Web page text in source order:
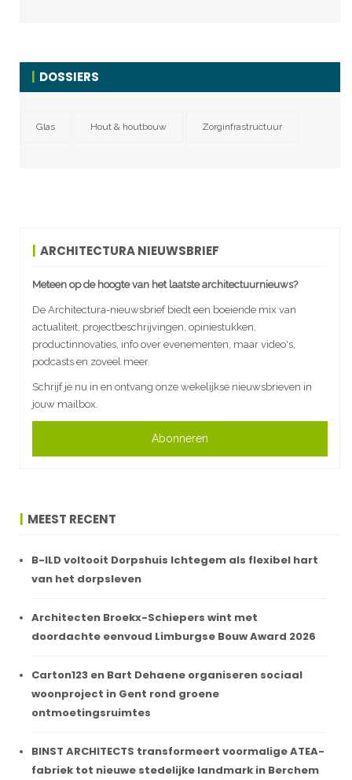
DOSSIERS
Glas Hout & houtbouw Zorginfrastructuur
ARCHITECTURA NIEUWSBRIEF
Meteen op de hoogte van het laatste architectuurnieuws?
De Architectura-nieuwsbrief biedt een boeiende mix van
actualiteit, projectbeschrijvingen, opiniestukken,
productinnovaties, info over evenementen, maar video's,
podcasts en zoveel meer.
Schrijf je nu in en ontvang onze wekelijkse nieuwsbrieven in
jouw mailbox.
Abonneren
MEEST RECENT
B-ILD voltooit Dorpshuis Ichtegem als flexibel hart
van het dorpsleven
Architecten Broekx-Schiepers wint met
doordachte eenvoud Limburgse Bouw Award 2026
Carton123 en Bart Dehaene organiseren sociaal
woonproject in Gent rond groene
ontmoetingsruimtes
BINST ARCHITECTS transformeert voormalige ATEA-
fabriek tot nieuwe stedelijke landmark in Berchem